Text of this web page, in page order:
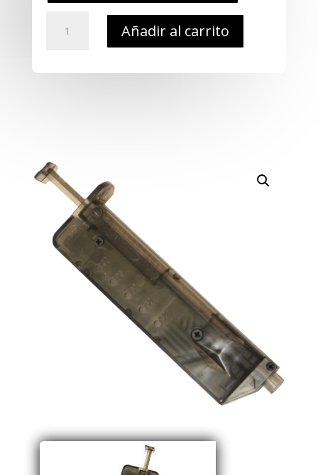
Rapido
Añadir al carrito